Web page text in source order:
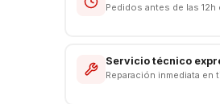
Pedidos antes de las 12h
Servicio técnico
Reparación inmediata en